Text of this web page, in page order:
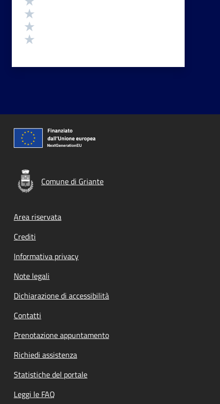
Comune di Griante
Footer menu
Area riservata
Crediti
Informativa privacy
Note legali
Dichiarazione di accessibilità
Contatti
Prenotazione appuntamento
Richiedi assistenza
Statistiche del portale
Leggi le FAQ